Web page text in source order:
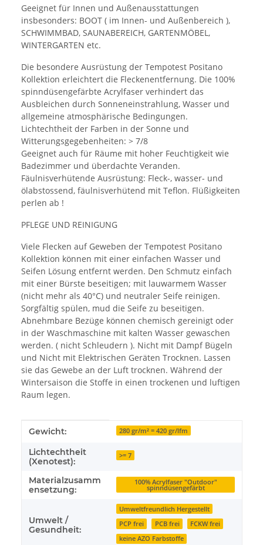
Geeignet für Innen und Außenausstattungen
insbesonders: BOOT ( im Innen- und Außenbereich ),
SCHWIMMBAD, SAUNABEREICH, GARTENMÖBEL,
WINTERGARTEN etc.
Die besondere Ausrüstung der Tempotest Positano
Kollektion erleichtert die Fleckenentfernung. Die 100%
spinndüsengefärbte Acrylfaser verhindert das
Ausbleichen durch Sonneneinstrahlung, Wasser und
allgemeine atmosphärische Bedingungen.
Lichtechtheit der Farben in der Sonne und
Witterungsgegebenheiten: > 7/8
Geeignet auch für Räume mit hoher Feuchtigkeit wie
Badezimmer und überdachte Veranden.
Fäulnisverhütende Ausrüstung: Fleck-, wasser- und
ölabstossend, fäulnisverhütend mit Teflon. Flüßigkeiten
perlen ab !
PFLEGE UND REINIGUNG
Viele Flecken auf Geweben der Tempotest Positano
Kollektion können mit einer einfachen Wasser und
Seifen Lösung entfernt werden. Den Schmutz einfach
mit einer Bürste beseitigen; mit lauwarmem Wasser
(nicht mehr als 40°C) und neutraler Seife reinigen.
Sorgfältig spülen, mud die Seife zu beseitigen.
Abnehmbare Bezüge können chemisch gereinigt oder
in der Waschmaschine mit kalten Wasser gewaschen
werden. ( nicht Schleudern ). Nicht mit Dampf Bügeln
und Nicht mit Elektrischen Geräten Trocknen. Lassen
sie das Gewebe an der Luft trocknen. Während der
Wintersaison die Stoffe in einen trockenen und luftigen
Raum legen.
Produkteigenschaft
Wert
Gewicht: 280 gr/m² = 420 gr/lfm
Lichtechtheit
(Xenotest):
>= 7
Materialzusamm
ensetzung:
100% Acrylfaser "Outdoor"
spinndüsengefärbt
Umwelt /
Gesundheit:
Umweltfreundlich Hergestellt
PCP frei
PCB frei
FCKW frei
keine AZO Farbstoffe